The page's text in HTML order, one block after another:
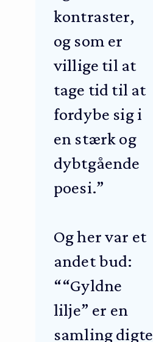
kontraster,
og som er
villige til at
tage tid til at
fordybe sig i
en stærk og
dybtgående
poesi.”
Og her var et
andet bud:
““Gyldne
lilje” er en
samling digte